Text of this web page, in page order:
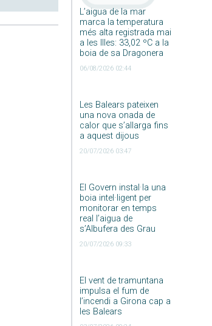
L’aigua de la mar
marca la temperatura
més alta registrada mai
a les Illes: 33,02 ºC a la
boia de sa Dragonera
06/08/2026 02:44
Les Balears pateixen
una nova onada de
calor que s’allarga fins
a aquest dijous
20/07/2026 03:47
El Govern instal·la una
boia intel·ligent per
monitorar en temps
real l’aigua de
s’Albufera des Grau
20/07/2026 09:33
El vent de tramuntana
impulsa el fum de
l’incendi a Girona cap a
les Balears